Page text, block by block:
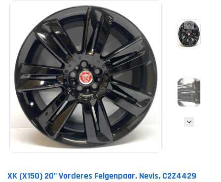
XK (X150) 20" Vorderes Felgenpaar, Nevis, C2Z4429
Translation missing: de.products.product.loader_label